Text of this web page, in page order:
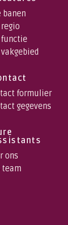
banen
functie
formulier
gegevens
ons
team